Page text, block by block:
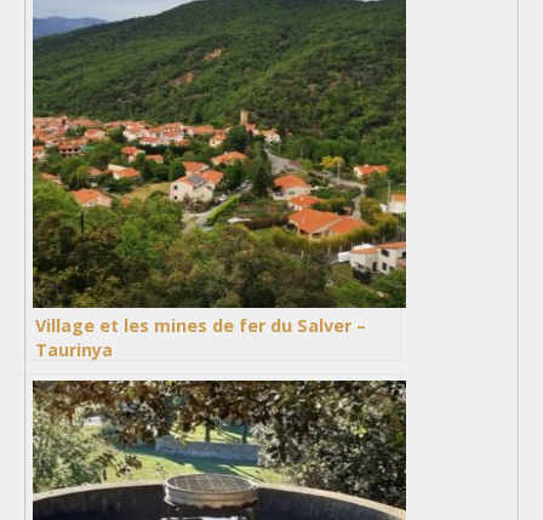
Village et les mines de fer du Salver –
Taurinya